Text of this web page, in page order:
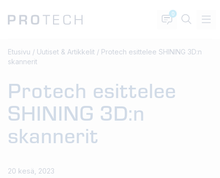
0
Etusivu / Uutiset & Artikkelit / Protech esittelee SHINING 3D:n
skannerit
Protech esittelee
SHINING 3D:n
skannerit
20 kesä, 2023